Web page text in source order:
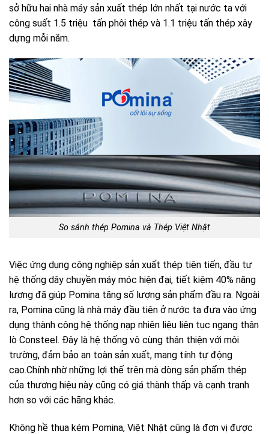
sở hữu hai nhà máy sản xuất thép lớn nhất tại nước ta với
công suất 1.5 triệu tấn phôi thép và 1.1 triệu tấn thép xây
dựng mỗi năm.
So sánh thép Pomina và Thép Việt Nhật
Việc ứng dụng công nghiệp sản xuất thép tiên tiến, đầu tư
hệ thống dây chuyền máy móc hiện đại, tiết kiệm 40% năng
lượng đã giúp Pomina tăng số lượng sản phẩm đầu ra. Ngoài
ra, Pomina cũng là nhà máy đầu tiên ở nước ta đưa vào ứng
dụng thành công hệ thống nạp nhiên liệu liên tục ngang thân
lò Consteel. Đây là hệ thống vô cùng thân thiện với môi
trường, đảm bảo an toàn sản xuất, mang tính tự động
cao.Chính nhờ những lợi thế trên mà dòng sản phẩm thép
của thương hiệu này cũng có giá thành thấp và cạnh tranh
hơn so với các hãng khác.
Không hề thua kém Pomina, Việt Nhật cũng là đơn vị được